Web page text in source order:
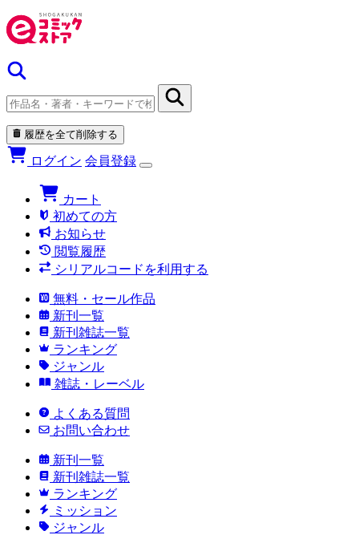
履歴を全て削除する
ログイン 会員登録
カート
初めての方
お知らせ
閲覧履歴
シリアルコードを利用する
無料・セール作品
新刊一覧
新刊雑誌一覧
ランキング
ジャンル
雑誌・レーベル
よくある質問
お問い合わせ
新刊一覧
新刊雑誌一覧
ランキング
ミッション
ジャンル